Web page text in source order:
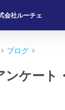
会社ルーチェ
ブログ
ンケート